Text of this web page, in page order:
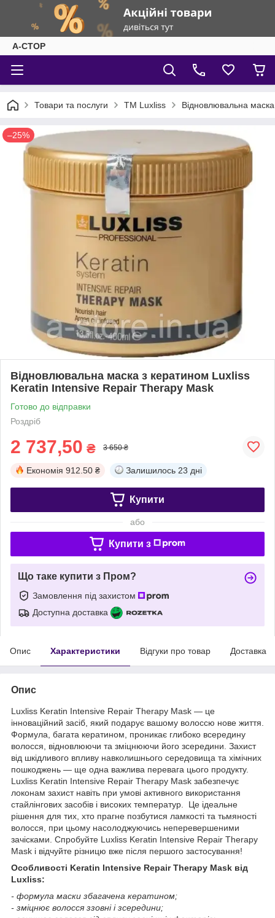
А-СТОР
Товари та послуги ТМ Luxliss Відновлювальна
–25%
Відновлювальна маска з кератином Luxliss
Keratin Intensive Repair Therapy Mask
Готово до відправки
Роздріб
2 737,50 ₴ 3 650 ₴
Економія 912.50 ₴ Залишилось 23 дні
Купити
або
Купити з
Що таке купити з Пром?
Замовлення під захистом
Доступна доставка
Опис Характеристики Відгуки про товар Доставка
Опис
Luxliss Keratin Intensive Repair Therapy Mask — це
інноваційний засіб, який подарує вашому волоссю нове життя.
Формула, багата кератином, проникає глибоко всередину
волосся, відновлюючи та зміцнюючи його зсередини. Захист
від шкідливого впливу навколишнього середовища та хімічних
пошкоджень — ще одна важлива перевага цього продукту.
Luxliss Keratin Intensive Repair Therapy Mask забезпечує
локонам захист навіть при умові активного використання
стайлінгових засобів і високих температур. Це ідеальне
рішення для тих, хто прагне позбутися ламкості та тьмяності
волосся, при цьому насолоджуючись неперевершеними
зачісками. Спробуйте Luxliss Keratin Intensive Repair Therapy
Mask і відчуйте різницю вже після першого застосування!
Особливості Keratin Intensive Repair Therapy Mask від
Luxliss:
- формула маски збагачена кератином;
- зміцнює волосся ззовні і зсередини;